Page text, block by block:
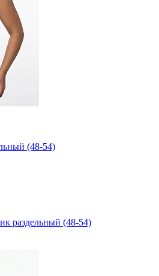
(48-54)
раздельный (48-54)